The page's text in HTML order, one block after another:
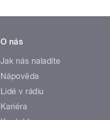
O nás
Jak nás naladíte
Nápověda
Lidé v rádiu
Kariéra